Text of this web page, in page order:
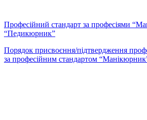
Професійний стандарт за професіями
“Педикюрник”
Порядок присвоєння/підтвердження
за професійним стандартом